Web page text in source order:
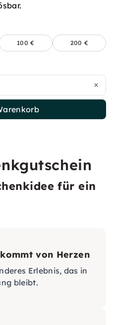
100 € 200 €
für ein
von Herzen
Erlebnis, das in
bleibt.